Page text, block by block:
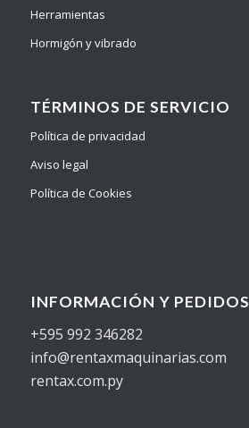
Herramientas
Hormigón y vibrado
TÉRMINOS DE SERVICIO
Política de privacidad
Aviso legal
Política de Cookies
INFORMACIÓN Y PEDIDOS
+595 992 346282
info@rentaxmaquinarias.com
rentax.com.py